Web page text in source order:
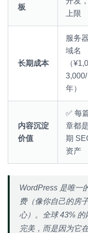
板
上限
长期成本
服务
域名
（
3,000/
年）
内容沉淀
价值
✅ 每
章都
期
资产
WordPress 是唯一
费（像你自己的房
心）。全球 43%
完美，而是因为它